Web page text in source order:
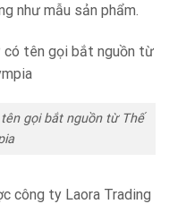
như mẫu sản phẩm.
gọi bắt nguồn từ Thế
công ty Laora Trading